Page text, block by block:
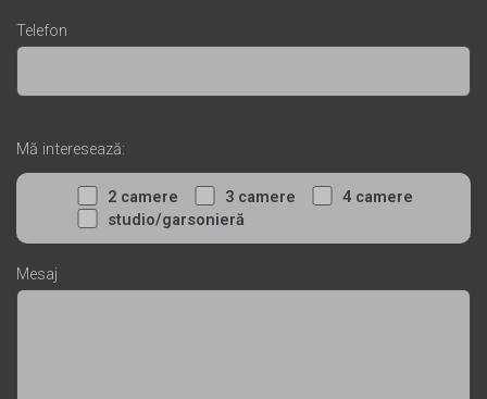
Telefon
Mă interesează:
2 camere 3 camere
4 camere
studio/garsonieră
Mesaj